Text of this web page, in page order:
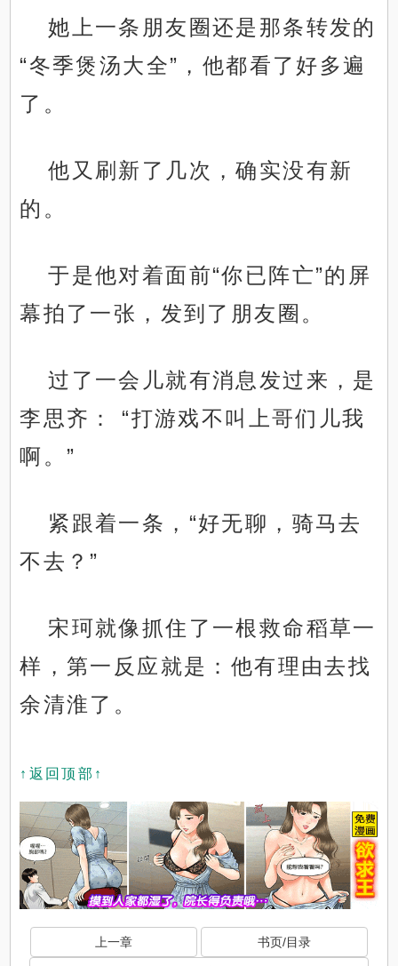
她上一条朋友圈还是那条转发的
“冬季煲汤大全”，他都看了好多遍
了。
他又刷新了几次，确实没有新
的。
于是他对着面前“你已阵亡”的屏
幕拍了一张，发到了朋友圈。
过了一会儿就有消息发过来，是
李思齐： “打游戏不叫上哥们儿我
啊。”
紧跟着一条，“好无聊，骑马去
不去？”
宋珂就像抓住了一根救命稻草一
样，第一反应就是：他有理由去找
余清淮了。
↑返回顶部↑
上一章 书页/目录